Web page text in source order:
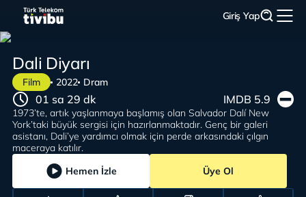
Giriş Yap
Film 2022 Dram
Dali Diyarı
1973’te, artık yaşlanmaya başlamış olan Salvador Dalí New
York’taki büyük sergisi için hazırlanmaktadır. Genç bir galeri
asistanı, Dali’ye yardımcı olmak için perde arkasındaki çılgın
maceraya katılır.
01 sa 29 dk IMDB 5.9
Hemen İzle Üye Ol